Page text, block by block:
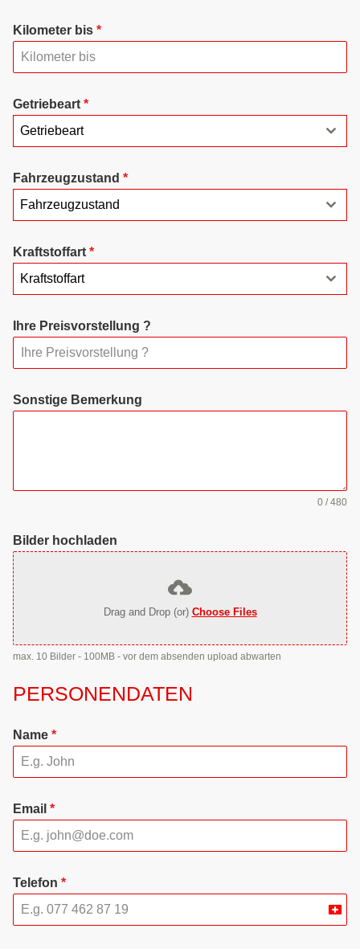
Kilometer bis *
Getriebeart *
Getriebeart
Fahrzeugzustand *
Fahrzeugzustand
Kraftstoffart *
Kraftstoffart
Ihre Preisvorstellung ?
Sonstige Bemerkung
0 / 480
Bilder hochladen
Drag and Drop (or) Choose Files
max. 10 Bilder - 100MB - vor dem absenden upload abwarten
PERSONENDATEN
Name *
Email *
Telefon *